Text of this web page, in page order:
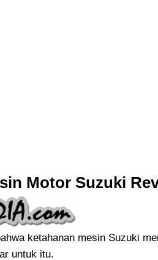
Motor Suzuki
ketahanan mesin Suzuki
untuk itu.